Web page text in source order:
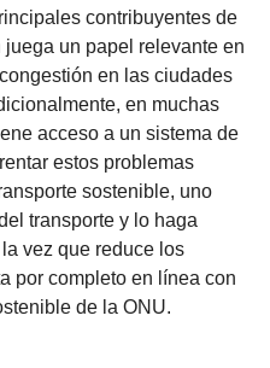
contribuyentes de
un papel relevante en
en las ciudades
en muchas
acceso a un sistema de
estos problemas
sostenible, uno
transporte y lo haga
vez que reduce los
por completo en línea con
de la ONU.